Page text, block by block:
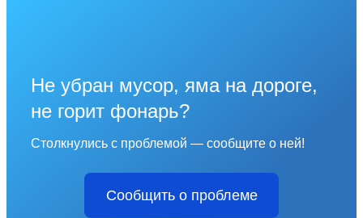
Не убран мусор, яма на дороге,
не горит фонарь?
Столкнулись с проблемой — сообщите о ней!
Сообщить о проблеме